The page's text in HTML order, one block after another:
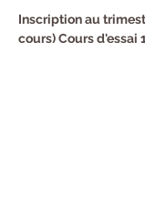
Inscription au
cours) Cours d'essai